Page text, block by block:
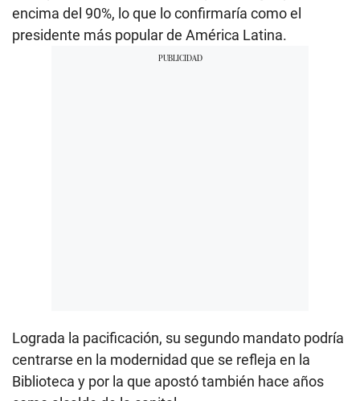
encima del 90%, lo que lo confirmaría como el
presidente más popular de América Latina.
Lograda la pacificación, su segundo mandato podría
centrarse en la modernidad que se refleja en la
Biblioteca y por la que apostó también hace años